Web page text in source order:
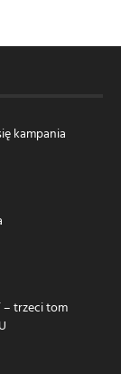
kampania
– trzeci tom